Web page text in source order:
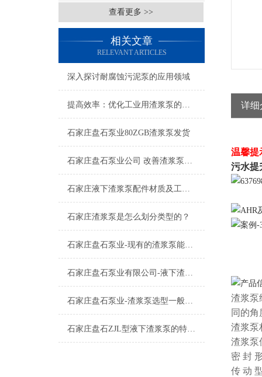
查看更多 >>
相关文章
RELEVANT ARTICLES
深入探讨耐腐蚀污泥泵的应用领域
提高效率：优化工业用渣浆泵的操作技巧
石家庄盘石泵业80ZGB渣浆泵发货
石家庄盘石泵业公司 改善渣浆泵磨损的有效措施
石家庄液下渣浆泵配件材质及工作状况
石家庄渣浆泵是怎么划分类型的？
石家庄盘石泵业-现有的渣浆泵能做密封形式的变更吗
石家庄盘石泵业有限公司-液下渣浆泵的种类及应用
石家庄盘石泵业-渣浆泵选型一般程序及需考虑的几方面因素有哪些？
石家庄盘石ZJL型液下渣浆泵的特点及应用
详细
温馨提
污水提
渣浆泵
同的角
渣浆泵
渣浆泵
密 封
传 动